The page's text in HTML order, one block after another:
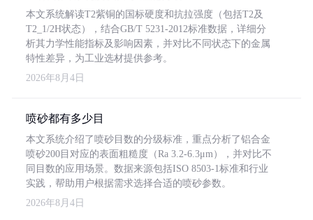
本文系统解读T2紫铜的国标硬度和抗拉强度（包括T2及
T2_1/2H状态），结合GB/T 5231-2012标准数据，详细分
析其力学性能指标及影响因素，并对比不同状态下的金属
特性差异，为工业选材提供参考。
2026年8月4日
喷砂都有多少目
本文系统介绍了喷砂目数的分级标准，重点分析了铝合金
喷砂200目对应的表面粗糙度（Ra 3.2-6.3μm），并对比不
同目数的应用场景。数据来源包括ISO 8503-1标准和行业
实践，帮助用户根据需求选择合适的喷砂参数。
2026年8月4日